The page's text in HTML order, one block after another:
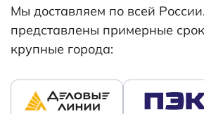
Мы доставляем по всей
представлены примерные
крупные города: